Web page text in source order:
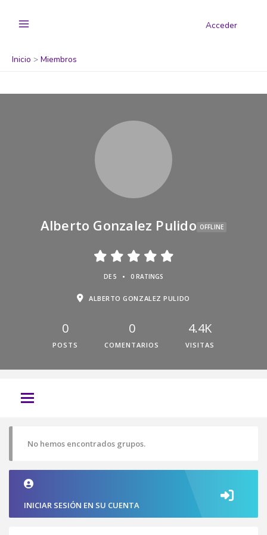
Acceder
Inicio Miembros
Alberto Gonzalez Pulido OFFLINE
DE 5 • 0 RATINGS
ALBERTO GONZALEZ PULIDO
0
POSTS
0
COMENTARIOS
4.4K
VISITAS
No hemos encontrados grupos.
INICIAR SESIÓN EN SU CUENTA